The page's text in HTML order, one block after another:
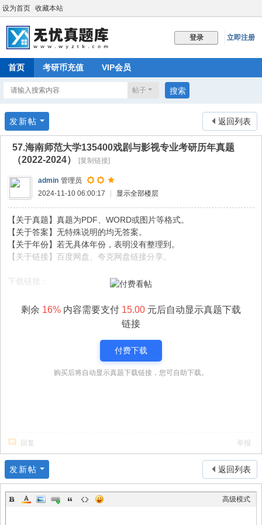
设为首页 收藏本站
登录 立即注册
首页 考研币充值 VIP会员
帖子 搜索
返回列表
发新帖
57.海南师范大学135400戏剧与影视专业考研历年真题
（2022-2024）
[复制链接]
admin 管理员
2024-11-10 06:00:17
显示全部楼层
【关于真题】真题为PDF、WORD或图片等格式。
【关于答案】无特殊说明的均无答案。
【关于年份】若无具体年份，表明没有整理到。
【关于链接】百度网盘、夸克网盘链接分享。
下载链接：
剩余 16% 内容需要支付 15.00 元后自动显示真题下载
链接
付费下载
购买后将自动显示真题下载链接，您可自助下载。
回复 举报
返回列表
发新帖
高级模式